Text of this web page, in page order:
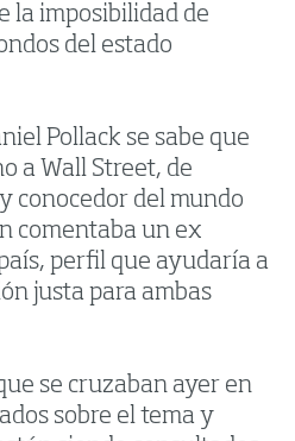
la imposibilidad de
del estado
Pollack se sabe que
a Wall Street, de
conocedor del mundo
comentaba un ex
perfil que ayudaría a
justa para ambas
se cruzaban ayer en
sobre el tema y